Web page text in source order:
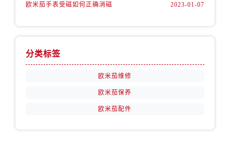
山西省阳泉市郊区平阳东街与新城大道交叉口欧米茄售后服务中心（需提前预约）
欧米茄手表受磁如何正确消磁 2023-01-07
分类标签
欧米茄维修
欧米茄保养
欧米茄配件